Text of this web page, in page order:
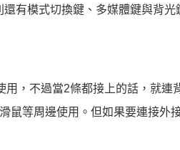
有模式切換鍵、多媒體鍵與背光
，不過當2條都接上的話，就連
鼠等周邊使用。但如果要連接外